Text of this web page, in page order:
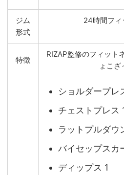
ジム
形式
24時間フィ
特徴
RIZAP監修のフィット
ょこざ
ショルダープレ
チェストプレス
ラットプルダウ
バイセップスカ
ディップス 1